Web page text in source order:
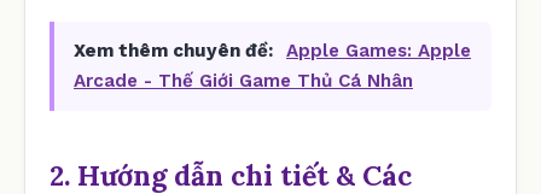
Xem thêm chuyên đề:
Apple Games: Apple
Arcade - Thế Giới Game Thủ Cá Nhân
2. Hướng dẫn chi tiết & Các